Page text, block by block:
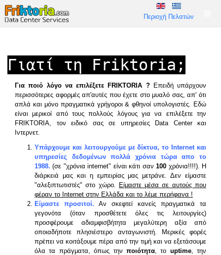
Περιοχή Πελατών
Γιατί τη Friktoria;
Για ποιό λόγο να επιλέξετε FRIKTORIA ?Επειδή υπάρχουν
περισσότερες αφορμές απ'αυτές που έχετε στο μυαλό σας, απ' ότι
απλά και μόνο πραγματικά γρήγοροι & φθηνοί υπολογιστές. Εδώ
είναι μερικοί από τους πολλούς λόγους για να επιλέξετε την
FRIKTORIA, τον ειδικό σας σε υπηρεσίες Data Center και
Ιντερνετ.
Υπάρχουμε και λειτουργούμε με δίκτυα, το Internet και
υπηρεσίες δεδομένων πολλά χρόνια τώρα απο το
1988. (σε "χρόνια internet" είναι κάτι σαν100 χρόνια!!!!). Η
διάρκειά μας και η εμπειρίας μας μετράνε. Δεν είμαστε
"αλεξιπτωτιστές" στο χώρο. Είμαστε μέσα σε αυτούς που
φέραν το Internet στην Ελλάδα και το λέμε περήφανα !
Είμαστε προσιτοί.
Αν σκεφτεί κανείς πραγματικά τα
γεγονότα (όταν προσθέτετε όλες τις λειτουργίες)
προσφέρουμε αδιαμφισβήτητα μεγαλύτερη αξία από
οποιαδήποτε πλησιέστερο ανταγωνιστή. Μερικές φορές
πρέπει να κοιτάξουμε πέρα από την τιμή και να εξετάσουμε
όλα τα πράγματα, όπως την ποιότητα, το uptime, την